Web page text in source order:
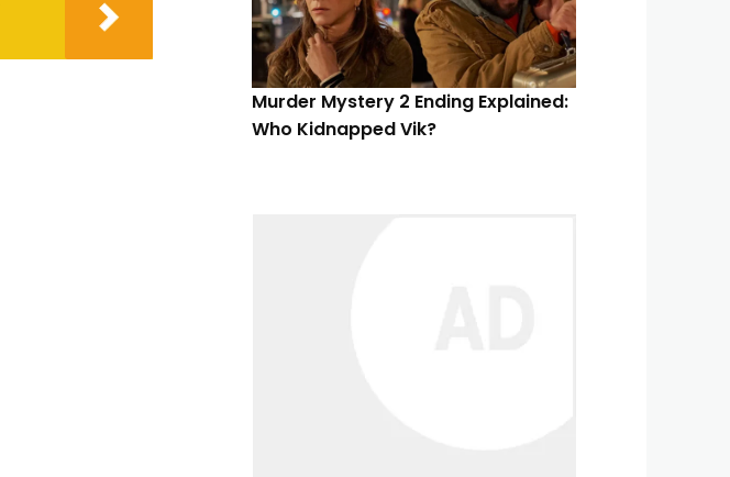
Murder Mystery 2 Ending Explained:
Who Kidnapped Vik?